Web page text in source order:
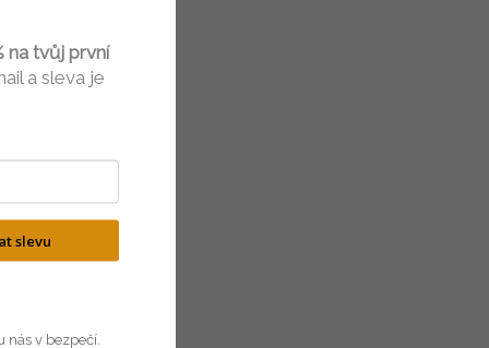
na tvůj první
a sleva je
slevu
nás v bezpečí.